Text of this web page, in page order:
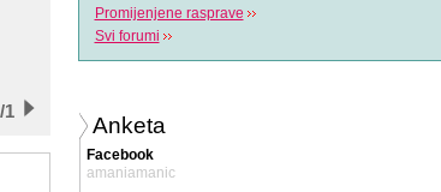
/1
Promijenjene rasprave
Svi forumi
Anketa
Facebook
amaniamanic